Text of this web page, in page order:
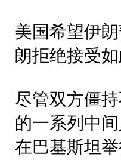
美国希望伊
朗拒绝接受如
尽管双方僵
的一系列中
在巴基斯坦